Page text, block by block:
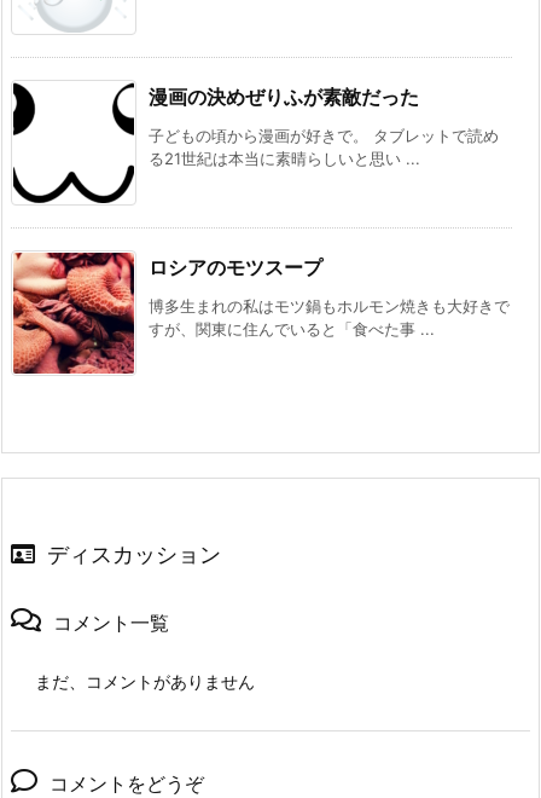
漫画の決めぜりふが素敵だった
子どもの頃から漫画が好きで。 タブレットで読め
る21世紀は本当に素晴らしいと思い ...
ロシアのモツスープ
博多生まれの私はモツ鍋もホルモン焼きも大好きで
すが、関東に住んでいると「食べた事 ...
ディスカッション
コメント一覧
まだ、コメントがありません
コメントをどうぞ